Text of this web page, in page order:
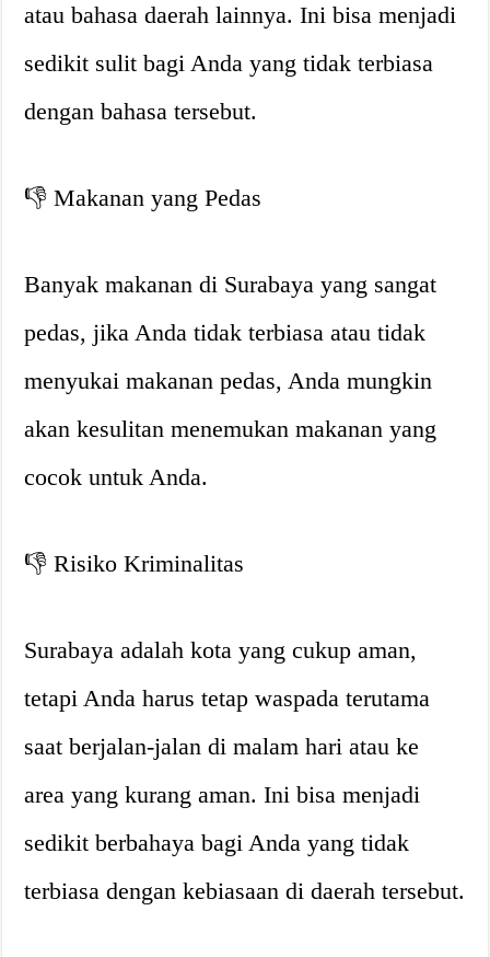
atau bahasa daerah lainnya. Ini bisa menjadi
sedikit sulit bagi Anda yang tidak terbiasa
dengan bahasa tersebut.
👎 Makanan yang Pedas
Banyak makanan di Surabaya yang sangat
pedas, jika Anda tidak terbiasa atau tidak
menyukai makanan pedas, Anda mungkin
akan kesulitan menemukan makanan yang
cocok untuk Anda.
👎 Risiko Kriminalitas
Surabaya adalah kota yang cukup aman,
tetapi Anda harus tetap waspada terutama
saat berjalan-jalan di malam hari atau ke
area yang kurang aman. Ini bisa menjadi
sedikit berbahaya bagi Anda yang tidak
terbiasa dengan kebiasaan di daerah tersebut.